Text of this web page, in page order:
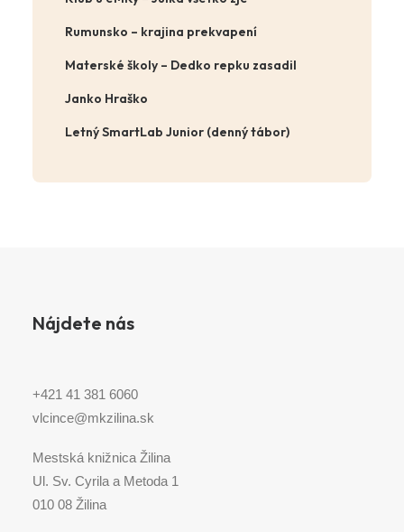
Rumunsko – krajina prekvapení
Materské školy – Dedko repku zasadil
Janko Hraško
Letný SmartLab Junior (denný tábor)
Nájdete nás
+421 41 381 6060
vlcince@mkzilina.sk
Mestská knižnica Žilina
Ul. Sv. Cyrila a Metoda 1
010 08 Žilina